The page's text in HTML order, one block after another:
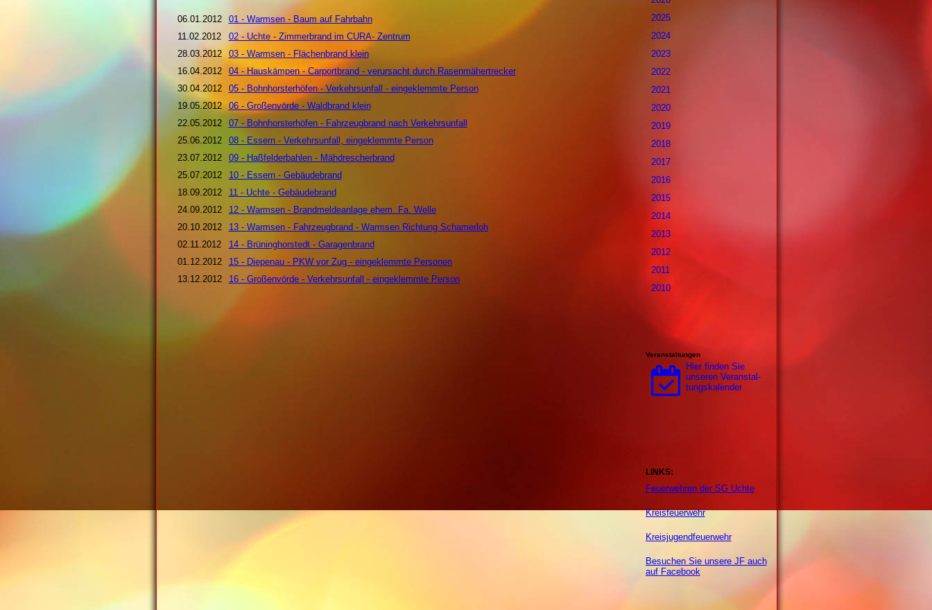
06.01.2012
01 - Warmsen - Baum auf Fahrbahn
11.02.2012
02 - Uchte - Zimmerbrand im CURA- Zentrum
28.03.2012
03 - Warmsen - Flächenbrand klein
16.04.2012
04 - Hauskämpen - Carportbrand - verursacht durch Rasenmähertrecker
30.04.2012
05 - Bohnhorsterhöfen - Verkehrsunfall - eingeklemmte Person
19.05.2012
06 - Großenvörde - Waldbrand klein
22.05.2012
07 - Bohnhorsterhöfen - Fahrzeugbrand nach Verkehrsunfall
25.06.2012
08 - Essern - Verkehrsunfall, eingeklemmte Person
23.07.2012
09 - Haßfelderbahlen - Mähdrescherbrand
25.07.2012
10 - Essern - Gebäudebrand
18.09.2012
11 - Uchte - Gebäudebrand
24.09.2012
12 - Warmsen - Brandmeldeanlage ehem. Fa. Welle
20.10.2012
13 - Warmsen - Fahrzeugbrand - Warmsen Richtung Schamerloh
02.11.2012
14 - Brüninghorstedt - Garagenbrand
01.12.2012
15 - Diepenau - PKW vor Zug - eingeklemmte Personen
13.12.2012
16 - Großenvörde - Verkehrsunfall - eingeklemmte Person
2025
2024
2023
2022
2021
2020
2019
2018
2017
2016
2015
2014
2013
2012
2011
2010
Veranstaltungen
Hier finden Sie
unseren Ver­an­stal­
tungs­ka­len­der
LINKS:
Feuerwehren der SG Uchte
Kreisfeuerwehr
Kreisjugendfeuerwehr
Besuchen Sie unsere JF auch
auf Facebook